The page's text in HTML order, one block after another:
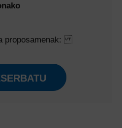
proposamenak: